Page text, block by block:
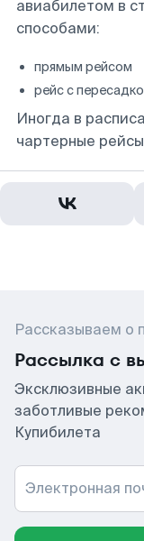
авиабилетом в
способами:
прямым рейсом
рейс с
Иногда в
чартерные
Рассказываем о
Рассылка с
Эксклюзивные
заботливые
Купибилета
Электронная